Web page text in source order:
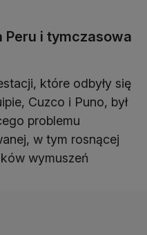
Peru i tymczasowa
które odbyły się
Cuzco i Puno, był
problemu
w tym rosnącej
wymuszeń